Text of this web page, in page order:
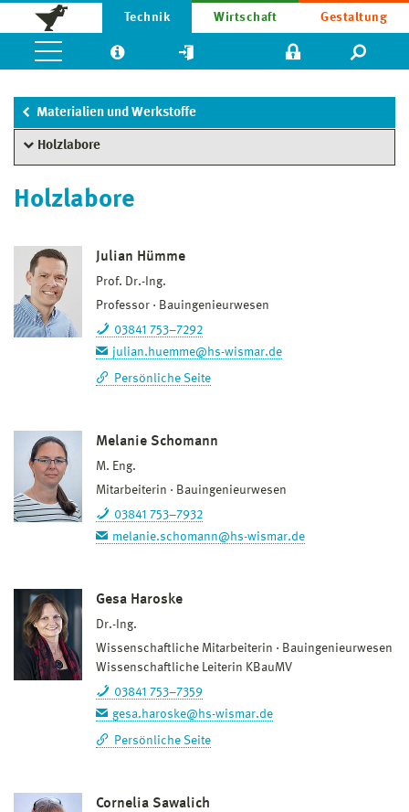
Technik Wirtschaft Gestaltung
Materialien und Werkstoffe
Holzlabore
Holzlabore
Julian Hümme
Prof. Dr.-Ing.
Professor
Bauingenieurwesen
03841 753–7292
julian.huemme@hs-wismar.de
Persönliche Seite
Melanie Schomann
M. Eng.
Mitarbeiterin
Bauingenieurwesen
03841 753–7932
melanie.schomann@hs-wismar.de
Gesa Haroske
Dr.-Ing.
Wissenschaftliche Mitarbeiterin
Bauingenieurwesen
Wissenschaftliche Leiterin KBauMV
03841 753–7359
gesa.haroske@hs-wismar.de
Persönliche Seite
Cornelia Sawalich